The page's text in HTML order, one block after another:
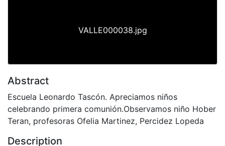
VALLE000038.jpg
Abstract
Escuela Leonardo Tascón. Apreciamos niños
celebrando primera comunión.Observamos niño Hober
Teran, profesoras Ofelia Martinez, Percidez Lopeda
Description